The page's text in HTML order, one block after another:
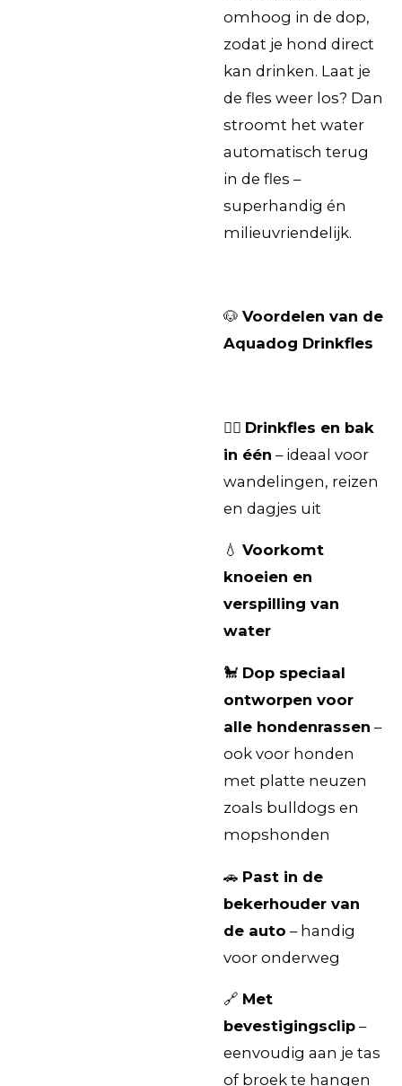
omhoog in de dop,
zodat je hond direct
kan drinken. Laat je
de fles weer los? Dan
stroomt het water
automatisch terug
in de fles –
superhandig én
milieuvriendelijk.
🐶 Voordelen van de
Aquadog Drinkfles
🚶‍♀️ Drinkfles en bak
in één – ideaal voor
wandelingen, reizen
en dagjes uit
💧 Voorkomt
knoeien en
verspilling van
water
🐩 Dop speciaal
ontworpen voor
alle hondenrassen –
ook voor honden
met platte neuzen
zoals bulldogs en
mopshonden
🚗 Past in de
bekerhouder van
de auto – handig
voor onderweg
🔗 Met
bevestigingsclip –
eenvoudig aan je tas
of broek te hangen